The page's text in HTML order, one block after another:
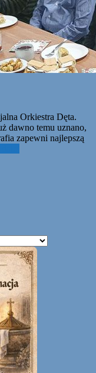
Orkiestra Dęta.
dawno temu uznano,
zapewni najlepszą